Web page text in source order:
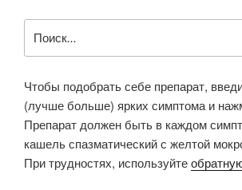
Чтобы подобрать себе препарат,
(лучше больше) ярких симптома и
Препарат должен быть в каждом
кашель спазматический с желтой
При трудностях, используйте